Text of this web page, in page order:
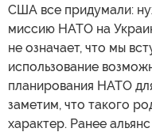
США все придумали:
миссию НАТО на
не означает, что мы
использование
планирования НАТО
заметим, что такого
характер. Ранее